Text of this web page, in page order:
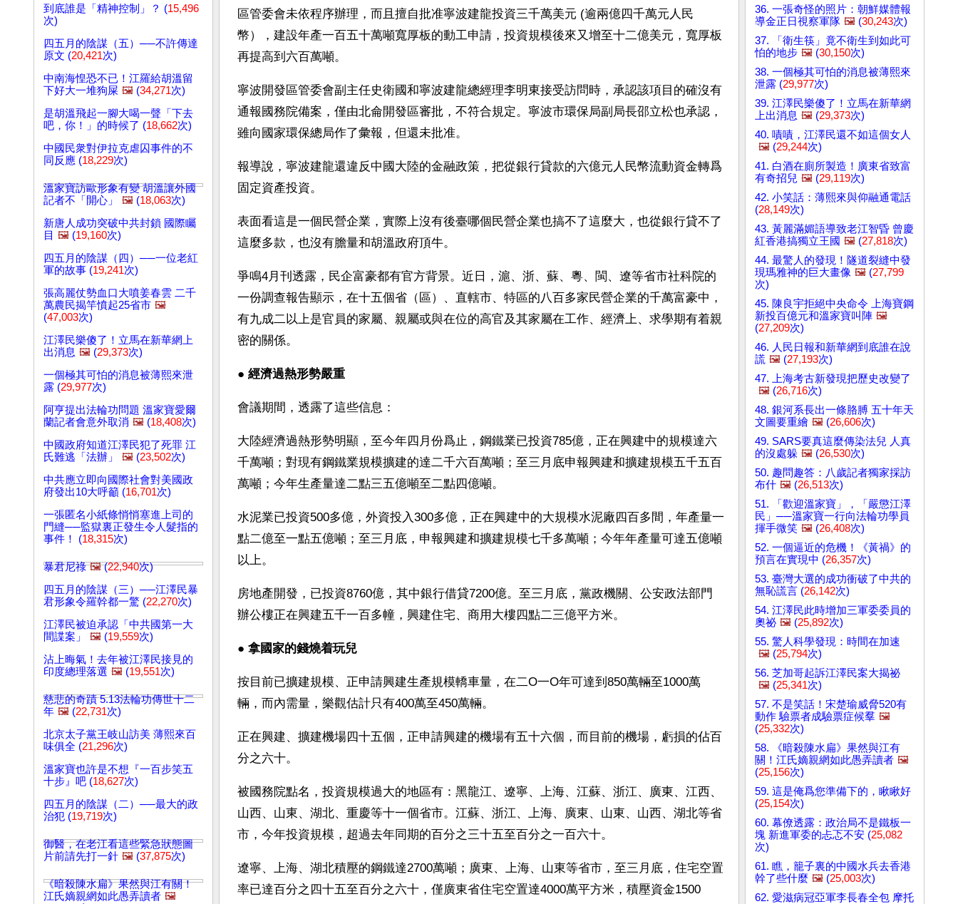
到底誰是「精神控制」？ (15,496
次)
四五月的陰謀（五）──不許傳達
原文 (20,421次)
中南海惶恐不已！江羅給胡溫留
下好大一堆狗屎 🖼️ (34,271次)
是胡溫飛起一腳大喝一聲「下去
吧，你！」的時候了 (18,662次)
中國民衆對伊拉克虐囚事件的不
同反應 (18,229次)
溫家寶訪歐形象有變 胡溫讓外國
記者不「開心」
🖼️ (18,063次)
新唐人成功突破中共封鎖 國際矚
目 🖼️ (19,160次)
四五月的陰謀（四）──一位老紅
軍的故事 (19,241次)
張高麗仗勢血口大噴姜春雲 二千
萬農民揭竿憤起25省市 🖼️
(47,003次)
江澤民樂傻了！立馬在新華網上
出消息 🖼️ (29,373次)
一個極其可怕的消息被薄熙來泄
露 (29,977次)
阿亨提出法輪功問題 溫家寶愛爾
蘭記者會意外取消 🖼️ (18,408次)
中國政府知道江澤民犯了死罪 江
氏難逃「法辦」
🖼️ (23,502次)
中共應立即向國際社會對美國政
府發出10大呼籲 (16,701次)
一張匿名小紙條悄悄塞進上司的
門縫──監獄裏正發生令人髮指的
事件！ (18,315次)
暴君尼祿 🖼️(22,940次)
四五月的陰謀（三）──江澤民暴
君形象令羅幹都一驚 (22,270次)
江澤民被迫承認「中共國第一大
間諜案」
🖼️ (19,559次)
沾上晦氣！去年被江澤民接見的
印度總理落選 🖼️ (19,551次)
慈悲的奇蹟 5.13法輪功傳世十二
年 🖼️ (22,731次)
北京太子黨王岐山訪美 薄熙來百
味俱全 (21,296次)
溫家寶也許是不想『一百步笑五
十步』吧 (18,627次)
四五月的陰謀（二）──最大的政
治犯 (19,719次)
御醫，在老江看這些緊急狀態圖
片前請先打一針 🖼️ (37,875次)
《暗殺陳水扁》果然與江有關！
江氏嫡親網如此愚弄讀者 🖼️
區管委會未依程序辦理，而且擅自批准寧波建龍投資三千萬美元 (逾兩億四千萬元人民
幣），建設年產一百五十萬噸寬厚板的動工申請，投資規模後來又增至十二億美元，寬厚板
再提高到六百萬噸。
寧波開發區管委會副主任史衛國和寧波建龍總經理李明東接受訪問時，承認該項目的確沒有
通報國務院備案，僅由北侖開發區審批，不符合規定。寧波市環保局副局長邵立松也承認，
雖向國家環保總局作了彙報，但還未批准。
報導說，寧波建龍還違反中國大陸的金融政策，把從銀行貸款的六億元人民幣流動資金轉爲
固定資產投資。
表面看這是一個民營企業，實際上沒有後臺哪個民營企業也搞不了這麼大，也從銀行貸不了
這麼多款，也沒有膽量和胡溫政府頂牛。
爭鳴4月刊透露，民企富豪都有官方背景。近日，滬、浙、蘇、粵、閩、遼等省市社科院的
一份調查報告顯示，在十五個省（區）、直轄市、特區的八百多家民營企業的千萬富豪中，
有九成二以上是官員的家屬、親屬或與在位的高官及其家屬在工作、經濟上、求學期有着親
密的關係。
● 經濟過熱形勢嚴重
會議期間，透露了這些信息：
大陸經濟過熱形勢明顯，至今年四月份爲止，鋼鐵業已投資785億，正在興建中的規模達六
千萬噸；對現有鋼鐵業規模擴建的達二千六百萬噸；至三月底申報興建和擴建規模五千五百
萬噸；今年生產量達二點三五億噸至二點四億噸。
水泥業已投資500多億，外資投入300多億，正在興建中的大規模水泥廠四百多間，年產量一
點二億至一點五億噸；至三月底，申報興建和擴建規模七千多萬噸；今年年產量可達五億噸
以上。
房地產開發，已投資8760億，其中銀行借貸7200億。至三月底，黨政機關、公安政法部門
辦公樓正在興建五千一百多幢，興建住宅、商用大樓四點二三億平方米。
● 拿國家的錢燒着玩兒
按目前已擴建規模、正申請興建生產規模轎車量，在二O一O年可達到850萬輛至1000萬
輛，而內需量，樂觀估計只有400萬至450萬輛。
正在興建、擴建機場四十五個，正申請興建的機場有五十六個，而目前的機場，虧損的佔百
分之六十。
被國務院點名，投資規模過大的地區有：黑龍江、遼寧、上海、江蘇、浙江、廣東、江西、
山西、山東、湖北、重慶等十一個省市。江蘇、浙江、上海、廣東、山東、山西、湖北等省
市，今年投資規模，超過去年同期的百分之三十五至百分之一百六十。
遼寧、上海、湖北積壓的鋼鐵達2700萬噸；廣東、上海、山東等省市，至三月底，住宅空置
率已達百分之四十五至百分之六十，僅廣東省住宅空置達4000萬平方米，積壓資金1500
36. 一張奇怪的照片：朝鮮媒體報
導金正日視察軍隊 🖼️ (30,243次)
37. 「衛生筷」竟不衛生到如此可
怕的地步 🖼️ (30,150次)
38. 一個極其可怕的消息被薄熙來
泄露 (29,977次)
39. 江澤民樂傻了！立馬在新華網
上出消息 🖼️ (29,373次)
40. 嘖嘖，江澤民還不如這個女人
🖼️ (29,244次)
41. 白酒在廁所製造！廣東省致富
有奇招兒 🖼️ (29,119次)
42. 小笑話：薄熙來與仰融通電話
(28,149次)
43. 黃麗滿媚語導致老江智昏 曾慶
紅香港搞獨立王國 🖼️ (27,818次)
44. 最驚人的發現！隧道裂縫中發
現瑪雅神的巨大畫像 🖼️ (27,799
次)
45. 陳良宇拒絕中央命令 上海寶鋼
新投百億元和溫家寶叫陣 🖼️
(27,209次)
46. 人民日報和新華網到底誰在說
謊 🖼️ (27,193次)
47. 上海考古新發現把歷史改變了
🖼️ (26,716次)
48. 銀河系長出一條胳膊 五十年天
文圖要重繪 🖼️ (26,606次)
49. SARS要真這麼傳染法兒 人真
的沒處躲 🖼️ (26,530次)
50. 趣問趣答：八歲記者獨家採訪
布什 🖼️ (26,513次)
51. 「歡迎溫家寶」，「嚴懲江澤
民」──溫家寶一行向法輪功學員
揮手微笑 🖼️ (26,408次)
52. 一個逼近的危機！《黃禍》的
預言在實現中 (26,357次)
53. 臺灣大選的成功衝破了中共的
無恥謊言 (26,142次)
54. 江澤民此時增加三軍委委員的
奧祕 🖼️ (25,892次)
55. 驚人科學發現：時間在加速
🖼️ (25,794次)
56. 芝加哥起訴江澤民案大揭祕
🖼️ (25,341次)
57. 不是笑話！宋楚瑜威脅520有
動作 驗票者成驗票症候羣 🖼️
(25,332次)
58. 《暗殺陳水扁》果然與江有
關！江氏嫡親網如此愚弄讀者 🖼️
(25,156次)
59. 這是俺爲您準備下的，瞅瞅好
(25,154次)
60. 幕僚透露：政治局不是鐵板一
塊 新進軍委的忐忑不安 (25,082
次)
61. 瞧，籠子裏的中國水兵去香港
幹了些什麼 🖼️ (25,003次)
62. 愛滋病冠亞軍李長春全包 摩托